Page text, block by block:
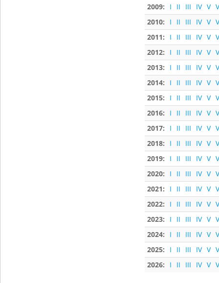
2009:
I II III IV V
2010:
I II III IV V
2011:
I II III IV V
2012:
I II III IV V
2013:
I II III IV V
2014:
I II III IV V
2015:
I II III IV V
2016:
I II III IV V
2017:
I II III IV V
2018:
I II III IV V
2019:
I II III IV V
2020:
I II III IV V
2021:
I II III IV V
2022:
I II III IV V
2023:
I II III IV V
2024:
I II III IV V
2025:
I II III IV V
2026:
I II III IV V